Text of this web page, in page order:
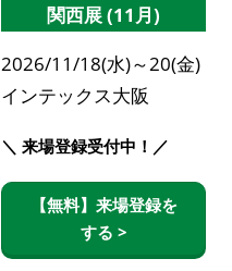
関西展 (11月)
2026/11/18(水)～20(金)
インテックス大阪
＼ 来場登録受付中！／
【無料】来場登録を
する >